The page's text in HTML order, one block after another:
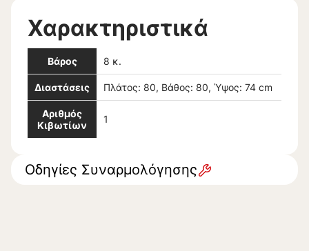
Χαρακτηριστικά
Βάρος 8 κ.
Διαστάσεις Πλάτος: 80, Βάθος: 80, Ύψος: 74 cm
Αριθμός
Κιβωτίων
1
Οδηγίες Συναρμολόγησης